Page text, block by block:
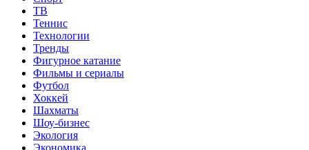
ТВ
Теннис
Технологии
Тренды
Фигурное катание
Фильмы и сериалы
Футбол
Хоккей
Шахматы
Шоу-бизнес
Экология
Экономика